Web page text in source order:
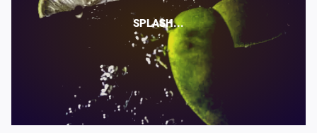
SPLASH...